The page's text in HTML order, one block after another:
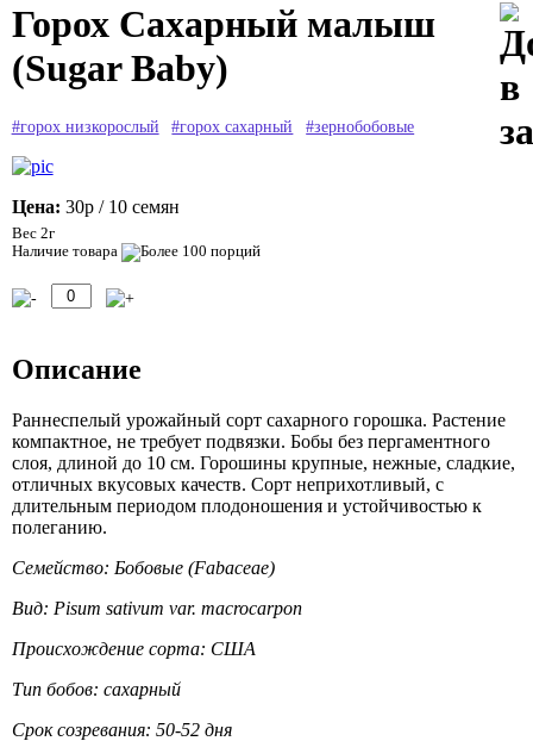
Горох Сахарный малыш
(Sugar Baby)
#горох низкорослый #горох сахарный #зернобобовые
Цена: 30р / 10 семян
Вес 2г
Наличие товара
Описание
Раннеспелый урожайный сорт сахарного горошка. Растение
компактное, не требует подвязки. Бобы без пергаментного
слоя, длиной до 10 см. Горошины крупные, нежные, сладкие,
отличных вкусовых качеств. Сорт неприхотливый, с
длительным периодом плодоношения и устойчивостью к
полеганию.
Семейство: Бобовые (Fabaceae)
Вид: Pisum sativum var. macrocarpon
Происхождение сорта: США
Тип бобов: сахарный
Срок созревания: 50-52 дня